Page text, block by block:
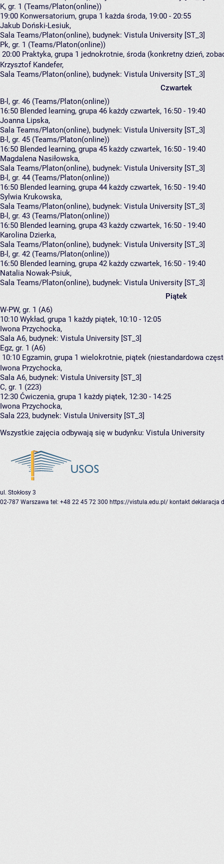
K, gr. 1 (Teams/Platon(online))
19:00 Konwersatorium, grupa 1 każda środa, 19:00 - 20:55
Jakub Doński-Lesiuk,
Sala Teams/Platon(online), budynek: Vistula University [ST_3]
Pk, gr. 1 (Teams/Platon(online))
20:00 Praktyka, grupa 1 jednokrotnie, środa (konkretny dzień,
Krzysztof Kandefer,
Sala Teams/Platon(online), budynek: Vistula University [ST_3]
Czwartek
B-l, gr. 46 (Teams/Platon(online))
16:50 Blended learning, grupa 46 każdy czwartek, 16:50 - 19:40
Joanna Lipska,
Sala Teams/Platon(online), budynek: Vistula University [ST_3]
B-l, gr. 45 (Teams/Platon(online))
16:50 Blended learning, grupa 45 każdy czwartek, 16:50 - 19:40
Magdalena Nasiłowska,
Sala Teams/Platon(online), budynek: Vistula University [ST_3]
B-l, gr. 44 (Teams/Platon(online))
16:50 Blended learning, grupa 44 każdy czwartek, 16:50 - 19:40
Sylwia Krukowska,
Sala Teams/Platon(online), budynek: Vistula University [ST_3]
B-l, gr. 43 (Teams/Platon(online))
16:50 Blended learning, grupa 43 każdy czwartek, 16:50 - 19:40
Karolina Dzierka,
Sala Teams/Platon(online), budynek: Vistula University [ST_3]
B-l, gr. 42 (Teams/Platon(online))
16:50 Blended learning, grupa 42 każdy czwartek, 16:50 - 19:40
Natalia Nowak-Psiuk,
Sala Teams/Platon(online), budynek: Vistula University [ST_3]
Piątek
W-PW, gr. 1 (A6)
10:10 Wykład, grupa 1 każdy piątek, 10:10 - 12:05
Iwona Przychocka,
Sala A6, budynek: Vistula University [ST_3]
Egz, gr. 1 (A6)
10:10 Egzamin, grupa 1 wielokrotnie, piątek (niestandardowa
Iwona Przychocka,
Sala A6, budynek: Vistula University [ST_3]
C, gr. 1 (223)
12:30 Ćwiczenia, grupa 1 każdy piątek, 12:30 - 14:25
Iwona Przychocka,
Sala 223, budynek: Vistula University [ST_3]
Wszystkie zajęcia odbywają się w budynku: Vistula University
ul. Stokłosy 3
02-787 Warszawa tel: +48 22 45 72 300 https://vistula.edu.pl/ kontakt deklaracja